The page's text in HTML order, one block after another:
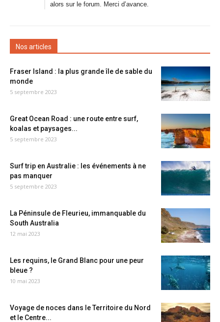
alors sur le forum. Merci d’avance.
Nos articles
Fraser Island : la plus grande île de sable du
monde
5 septembre 2023
Great Ocean Road : une route entre surf,
koalas et paysages...
5 septembre 2023
Surf trip en Australie : les événements à ne
pas manquer
5 septembre 2023
La Péninsule de Fleurieu, immanquable du
South Australia
12 mai 2023
Les requins, le Grand Blanc pour une peur
bleue ?
10 mai 2023
Voyage de noces dans le Territoire du Nord
et le Centre...